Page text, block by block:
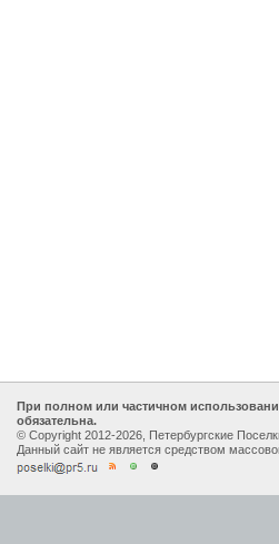
При полном или частичном
обязательна.
© Copyright 2012-2026, Петербургские
Данный сайт не является средством